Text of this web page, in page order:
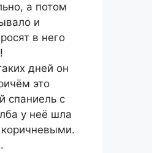
а потом
и
в него
дней он
это
спаниель с
у неё шла